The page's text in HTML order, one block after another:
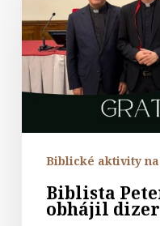
úspešne
obhájil
dizertačnú
prácu
Biblické aktivity
Biblista
obhájil